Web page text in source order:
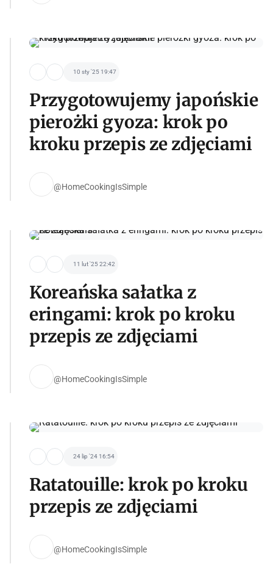
10 sty '25 19:47
Przygotowujemy japońskie
pierożki gyoza: krok po
kroku przepis ze zdjęciami
@HomeCookingIsSimple
11 lut '25 22:42
Koreańska sałatka z
eringami: krok po kroku
przepis ze zdjęciami
@HomeCookingIsSimple
24 lip '24 16:54
Ratatouille: krok po kroku
przepis ze zdjęciami
@HomeCookingIsSimple